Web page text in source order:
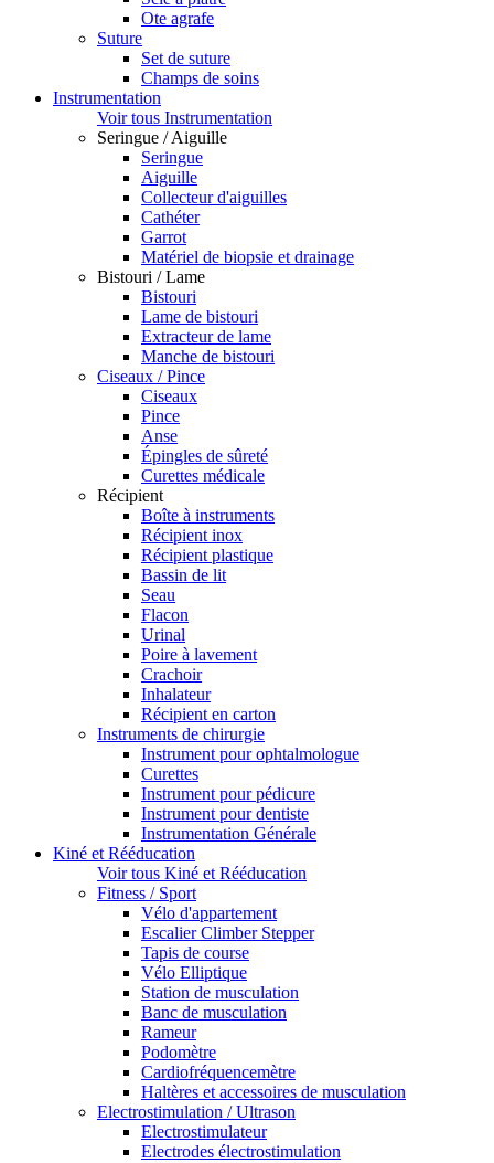
Ote agrafe
Suture
Set de suture
Champs de soins
Instrumentation
Voir tous Instrumentation
Seringue / Aiguille
Seringue
Aiguille
Collecteur d'aiguilles
Cathéter
Garrot
Matériel de biopsie et drainage
Bistouri / Lame
Bistouri
Lame de bistouri
Extracteur de lame
Manche de bistouri
Ciseaux / Pince
Ciseaux
Pince
Anse
Épingles de sûreté
Curettes médicale
Récipient
Boîte à instruments
Récipient inox
Récipient plastique
Bassin de lit
Seau
Flacon
Urinal
Poire à lavement
Crachoir
Inhalateur
Récipient en carton
Instruments de chirurgie
Instrument pour ophtalmologue
Curettes
Instrument pour pédicure
Instrument pour dentiste
Instrumentation Générale
Kiné et Rééducation
Voir tous Kiné et Rééducation
Fitness / Sport
Vélo d'appartement
Escalier Climber Stepper
Tapis de course
Vélo Elliptique
Station de musculation
Banc de musculation
Rameur
Podomètre
Cardiofréquencemètre
Haltères et accessoires de musculation
Electrostimulation / Ultrason
Electrostimulateur
Electrodes électrostimulation